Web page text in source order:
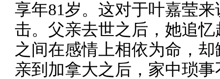
享年81岁。这对于叶嘉莹
击。父亲去世之后，她追
之间在感情上相依为命，
亲到加拿大之后，家中琐